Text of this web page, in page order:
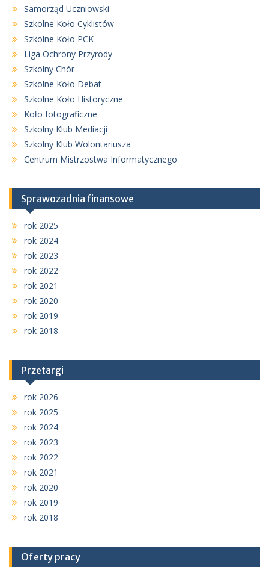
Samorząd Uczniowski
Szkolne Koło Cyklistów
Szkolne Koło PCK
Liga Ochrony Przyrody
Szkolny Chór
Szkolne Koło Debat
Szkolne Koło Historyczne
Koło fotograficzne
Szkolny Klub Mediacji
Szkolny Klub Wolontariusza
Centrum Mistrzostwa Informatycznego
Sprawozadnia finansowe
rok 2025
rok 2024
rok 2023
rok 2022
rok 2021
rok 2020
rok 2019
rok 2018
Przetargi
rok 2026
rok 2025
rok 2024
rok 2023
rok 2022
rok 2021
rok 2020
rok 2019
rok 2018
Oferty pracy